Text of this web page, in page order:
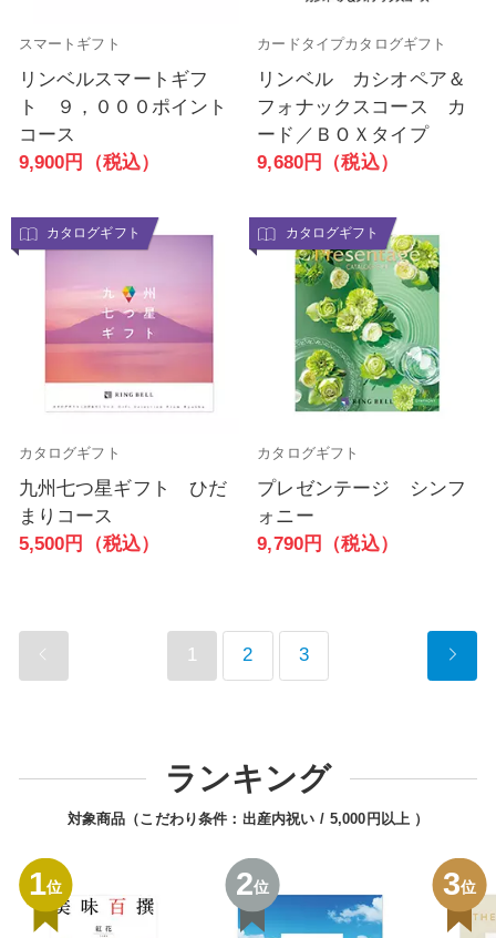
スマートギフト
リンベルスマートギフ
ト ９，０００ポイント
コース
9,900円（税込）
カードタイプカタログギフト
リンベル カシオペア＆
フォナックスコース カ
ード／ＢＯＸタイプ
9,680円（税込）
カタログギフト
カタログギフト
九州七つ星ギフト ひだ
まりコース
5,500円（税込）
カタログギフト
カタログギフト
プレゼンテージ シンフ
ォニー
9,790円（税込）
1 2 3
ランキング
対象商品（こだわり条件： 出産内祝い 5,000円以上 ）
1位 2位 3位